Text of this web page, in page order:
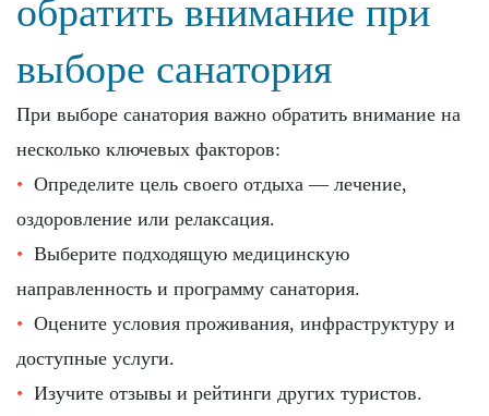
обратить внимание при
выборе санатория
При выборе санатория важно обратить внимание на
несколько ключевых факторов:
Определите цель своего отдыха — лечение,
оздоровление или релаксация.
Выберите подходящую медицинскую
направленность и программу санатория.
Оцените условия проживания, инфраструктуру и
доступные услуги.
Изучите отзывы и рейтинги других туристов.